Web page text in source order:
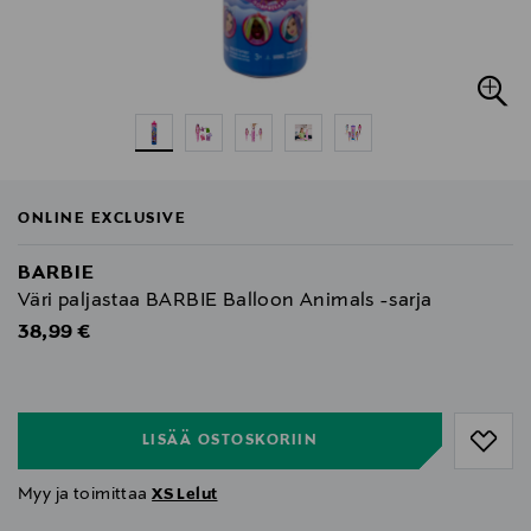
ONLINE EXCLUSIVE
BARBIE
Väri paljastaa BARBIE Balloon Animals -sarja
Original Price
38,99 €
LISÄÄ OSTOSKORIIN
Myy ja toimittaaXS Lelut